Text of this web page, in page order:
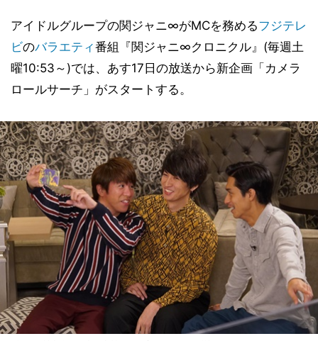
アイドルグループの関ジャニ∞がMCを務めるフジテレ
ビのバラエティ番組『関ジャニ∞クロニクル』(毎週土
曜10:53～)では、あす17日の放送から新企画「カメラ
ロールサーチ」がスタートする。